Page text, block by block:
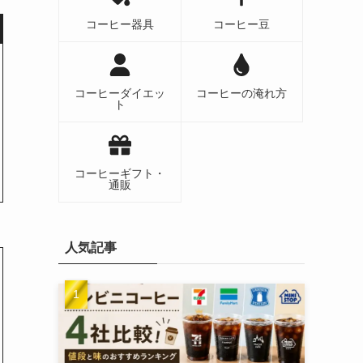
コーヒー器具 コーヒー豆
コーヒーダイエッ
ト
コーヒーの淹れ方
コーヒーギフト・
通販
人気記事